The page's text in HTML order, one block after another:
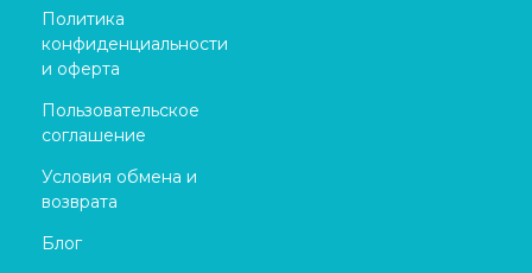
Политика
конфиденциальности
и оферта
Пользовательское
соглашение
Условия обмена и
возврата
Блог